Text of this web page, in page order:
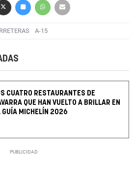
A-15
CUATRO RESTAURANTES DE
QUE HAN VUELTO A BRILLAR EN
GUÍA MICHELÍN 2026